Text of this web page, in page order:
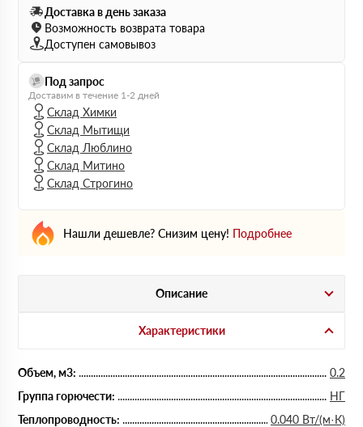
Доставка в день заказа
Возможность возврата товара
Доступен самовывоз
Под запрос
Доставим в течение 1-2 дней
Склад Химки
Склад Мытищи
Склад Люблино
Склад Митино
Склад Строгино
Нашли дешевле? Снизим цену! Подробнее
Описание
Характеристики
Объем, м3:
0.2
Группа горючести:
НГ
Теплопроводность:
0.040 Вт/(м·К)